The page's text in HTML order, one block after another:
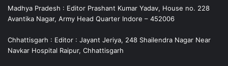
Madhya Pradesh : Editor Prashant Kumar Yadav, House no. 228
Avantika Nagar, Army Head Quarter Indore – 452006
Chhattisgarh : Editor : Jayant Jeriya, 248 Shailendra Nagar Near
Navkar Hospital Raipur, Chhattisgarh